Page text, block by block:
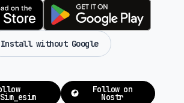
Install without Google
Follow on
Nostr